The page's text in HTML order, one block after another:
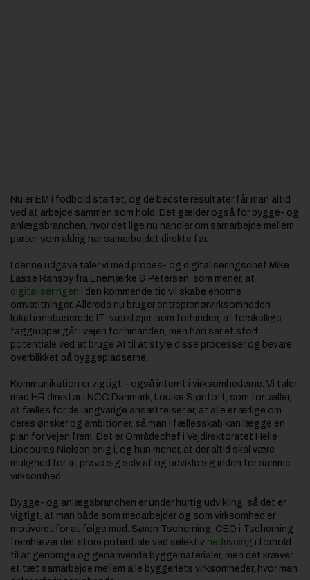
Nu er EM i fodbold startet, og de bedste resultater får man altid
ved at arbejde sammen som hold. Det gælder også for bygge- og
anlægsbranchen, hvor det lige nu handler om samarbejde mellem
parter, som aldrig har samarbejdet direkte før.
I denne udgave taler vi med proces- og digitaliseringschef Mike
Lasse Ransby fra Enemærke & Petersen, som mener, at
digitaliseringen i den kommende tid vil skabe enorme
omvæltninger. Allerede nu bruger entreprenørvirksomheden
lokationsbaserede IT-værktøjer, som forhindrer, at forskellige
faggrupper går i vejen for hinanden, men han ser et stort
potentiale ved at bruge AI til at styre disse processer og bevare
overblikket på byggepladserne.
Kommunikation er vigtigt – også internt i virksomhederne. Vi taler
med HR direktør i NCC Danmark, Louise Sjøntoft, som fortæller,
at fælles for de langvarige ansættelser er, at alle er ærlige om
deres ønsker og ambitioner, så man i fællesskab kan lægge en
plan for vejen frem. Det er Områdechef i Vejdirektoratet Helle
Liocouras Nielsen enig i, og hun mener, at der altid skal være
mulighed for at prøve sig selv af og udvikle sig inden for samme
virksomhed.
Bygge- og anlægsbranchen er under hurtig udvikling, så det er
vigtigt, at man både som medarbejder og som virksomhed er
motiveret for at følge med. Søren Tscherning, CEO i Tscherning
fremhæver det store potentiale ved selektiv nedrivning i forhold
til at genbruge og genanvende byggematerialer, men det kræver
et tæt samarbejde mellem alle byggeriets virksomheder, hvor man